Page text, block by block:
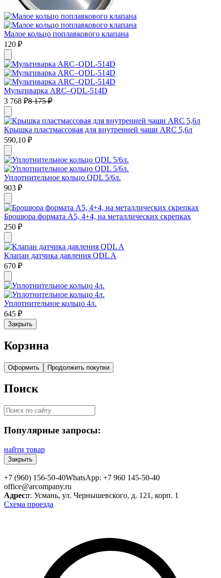
Малое кольцо поплавкового клапана
120 ₽
Мультиварка ARC–QDL-514D
3 768 ₽8 175₽
Крышка пластмассовая для внутренней чаши ARC 5,6л
590,10 ₽
Уплотнительное кольцо QDL 5/6л.
903 ₽
Брошюра формата А5, 4+4, на металлических скрепках
250 ₽
Клапан датчика давления QDL A
670 ₽
Уплотнительное кольцо 4л.
645 ₽
Закрыть
Корзина
Оформить Продолжить покупки
Поиск
Популярные запросы:
найти товар
Закрыть
+7 (960) 156-50-40WhatsApp: +7 960 145-50-40
office@arcompany.ru
Адрес:г. Усмань, ул. Чернышевского, д. 121, корп. 1
Схема проезда